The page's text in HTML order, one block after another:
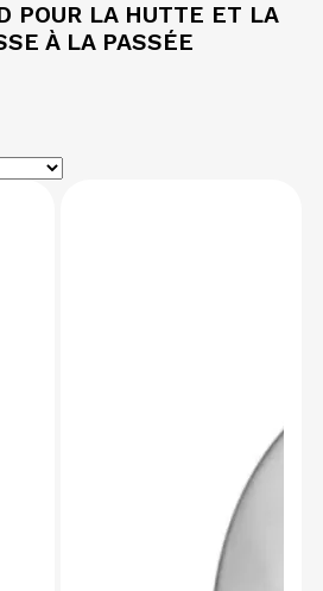
POUR LA HUTTE ET LA
À LA PASSÉE